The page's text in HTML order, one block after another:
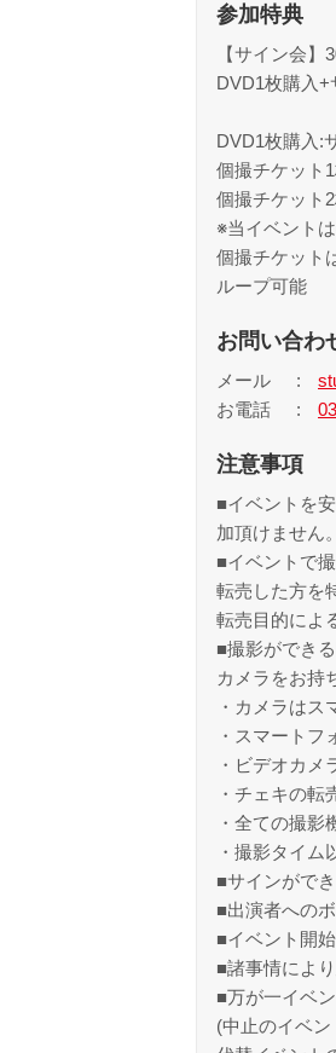
参加特典
【サイン会】
DVD1枚購入
DVD1枚購入:
個撮チケット
個撮チケット
※当イベント
個撮チケット
ループ可能
お問い合わ
メール
お電話
注意事項
■イベントを
加頂けません
■イベントで
転売した方を
転売目的によ
■撮影ができ
カメラをお持
・カメラはス
・スマートフ
・ビデオカメ
・チェキの転
・全ての撮影
・撮影タイム
■サインがで
■出演者への
■イベント開
■諸事情によ
■万が一イベ
(中止のイベ